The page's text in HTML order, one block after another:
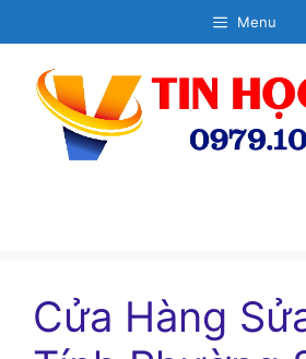
đến
dung
Menu
Cửa Hàng